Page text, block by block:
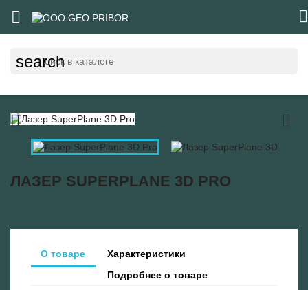
 
search
 
ЛАЗЕР SUPERPLANE 3D PRO
О товаре
Характеристики
Подробнее о товаре